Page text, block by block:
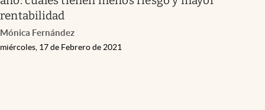
rentabilidad
Mónica Fernández
miércoles, 17 de Febrero de 2021